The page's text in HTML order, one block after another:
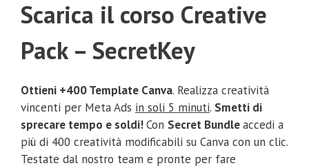
Scarica il corso Creative
Pack – SecretKey
Ottieni +400 Template Canva. Realizza creatività
vincenti per Meta Ads in soli 5 minuti. Smetti di
sprecare tempo e soldi!Con Secret Bundleaccedi a
più di 400 creatività modificabili su Canva con un clic.
Testate dal nostro team e pronte per fare